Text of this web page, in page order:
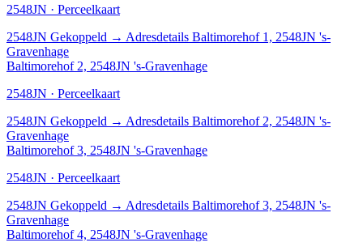
2548JN · Perceelkaart
2548JN Gekoppeld → Adresdetails Baltimorehof 1, 2548JN 's-
Gravenhage
Baltimorehof 2, 2548JN 's-Gravenhage
2548JN · Perceelkaart
2548JN Gekoppeld → Adresdetails Baltimorehof 2, 2548JN 's-
Gravenhage
Baltimorehof 3, 2548JN 's-Gravenhage
2548JN · Perceelkaart
2548JN Gekoppeld → Adresdetails Baltimorehof 3, 2548JN 's-
Gravenhage
Baltimorehof 4, 2548JN 's-Gravenhage